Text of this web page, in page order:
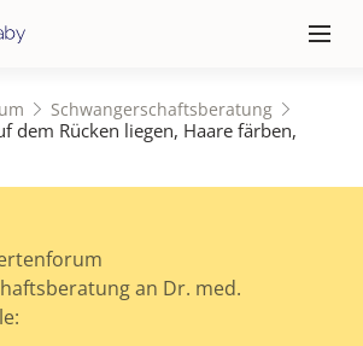
≡
Schwangerschaftsberatung
dem Rücken liegen, Haare färben,
an Dr. med.